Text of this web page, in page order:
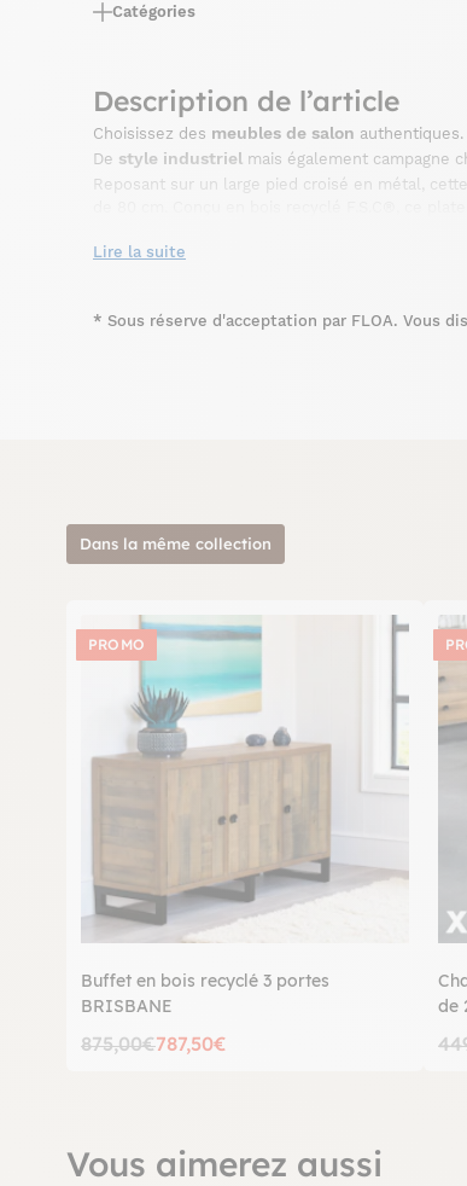
Catégories
Description de l’article
Choisissez des meubles de salon authentiques.
De style industriel mais également campagne
Reposant sur un large pied croisé en métal, cette
de 80 cm. Conçu en bois recyclé F.S.C®, ce
recyclé, donc réutilisé, permet de préserver les
arbres. Le label F.S.C® est quant à lui une
de la collection BRISBANE trouvera sa
Elle accompagnera un canapé et différentes
votre pièce. Cettetable basse industrielle
appli de réalité
Lire la suite
* Sous réserve d'acceptation par FLOA. Vous
Dans la même collection
PROMO
Buffet en bois recyclé 3 portes
BRISBANE
875,00€787,50€
de
Vous aimerez aussi